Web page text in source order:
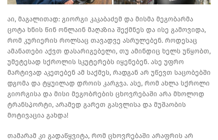
აი, მაგალითად: გიორგი კაკაბაძემ და მისმა მეგობარმა
ცოტა ხნის წინ ონლაინ მაღაზია შექმნეს და ისე გამოვიდა,
რომ კურიერის როლსაც თავადვე ასრულებენ. როდესაც
ამანათები აქვთ დასარიგებელი, თუ ამინდიც ხელს უწყობთ,
უმეტესად სქროლის სკუტერებს იყენებენ. ასე უფრო
მარტივად აკეთებენ ამ საქმეს, რადგან არ უწევთ საცობებში
დგომა და ტყუილად დროის კარგვა. ასე, რომ ახლა სქროლი
გიორგისა და მისი მეგობრების ცხოვრებაში არა მხოლოდ
ტრანსპორტი, არამედ გარეთ გასვლისა და მუშაობის
მოტივაცია გახდა!
თამარამ კი გადაწყვიტა, რომ ცხოვრებაში არაფრის არ